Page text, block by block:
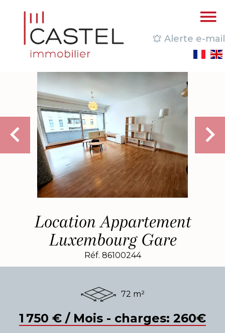
Alerte e-mail
Location Appartement
Luxembourg Gare
Réf. 86100244
72 m²
1 750 € / Mois - charges: 260€